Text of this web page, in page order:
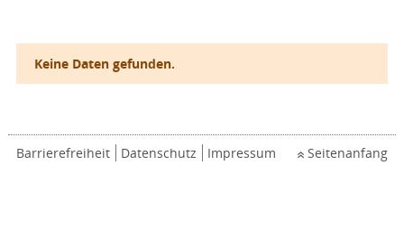
Keine Daten gefunden.
Barrierefreiheit Datenschutz Impressum Seitenanfang